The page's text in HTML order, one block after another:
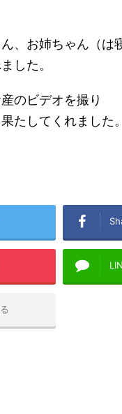
、お姉ちゃん（は
した。
のビデオを撮り
たしてくれました。